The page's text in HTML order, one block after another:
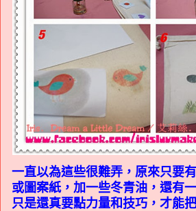
一直以為這些很難弄，原來只要
或圖案紙，加一些冬青油，還有
只是還真要點力量和技巧，才能